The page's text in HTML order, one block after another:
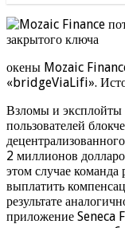
окены Mozaic
«bridgeViaLifi».
Взломы и эксплойты
пользователей
2 миллионов
этом случае команда
выплатить
результате
приложение Seneca